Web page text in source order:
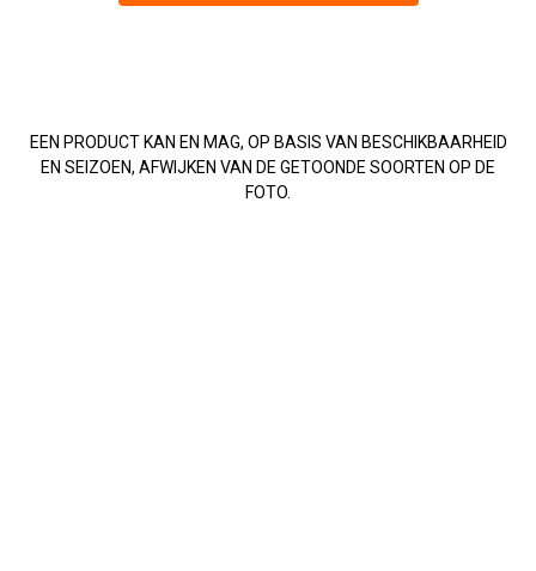
EEN PRODUCT KAN EN MAG, OP BASIS VAN BESCHIKBAARHEID
EN SEIZOEN, AFWIJKEN VAN DE GETOONDE SOORTEN OP DE
FOTO.